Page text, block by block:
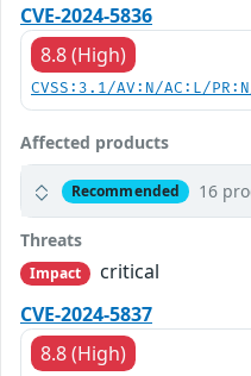
CVE-2024-5836
8.8 (High)
CVSS:3.1/AV:N/AC:L/
Affected products
Recommended 16
Threats
Impact
critical
CVE-2024-5837
8.8 (High)